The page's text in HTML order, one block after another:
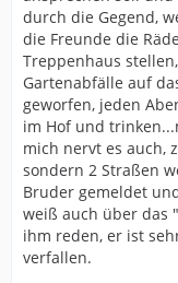
durch die Gegend,
die Freunde die
Treppenhaus
Gartenabfälle auf
geworfen, jeden
im Hof und
mich nervt es auch,
sondern 2 Straßen
Bruder gemeldet
weiß auch über das
ihm reden, er ist
verfallen.